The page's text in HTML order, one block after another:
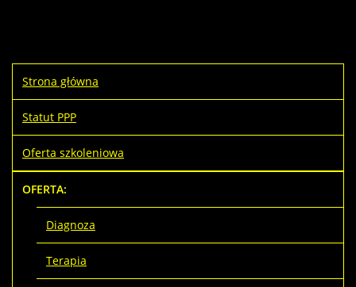
Strona główna
Statut PPP
Oferta szkoleniowa
OFERTA:
Diagnoza
Terapia